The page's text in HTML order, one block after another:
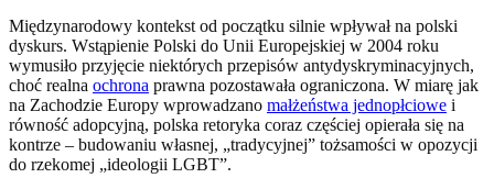
Międzynarodowy kontekst od początku silnie wpływał na polski
dyskurs. Wstąpienie Polski do Unii Europejskiej w 2004 roku
wymusiło przyjęcie niektórych przepisów antydyskryminacyjnych,
choć realna ochrona prawna pozostawała ograniczona. W miarę jak
na Zachodzie Europy wprowadzano małżeństwa jednopłciowe i
równość adopcyjną, polska retoryka coraz częściej opierała się na
kontrze – budowaniu własnej, „tradycyjnej” tożsamości w opozycji
do rzekomej „ideologii LGBT”.